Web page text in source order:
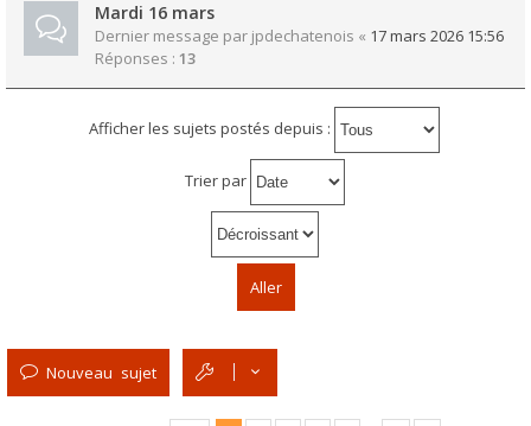
Mardi 16 mars
Dernier message par jpdechatenois « 17 mars 2026 15:56
Réponses : 13
Afficher les sujets postés depuis :
Trier par
Nouveau sujet